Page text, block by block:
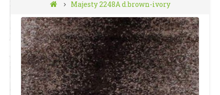
Majesty 2248A d.brown-ivory